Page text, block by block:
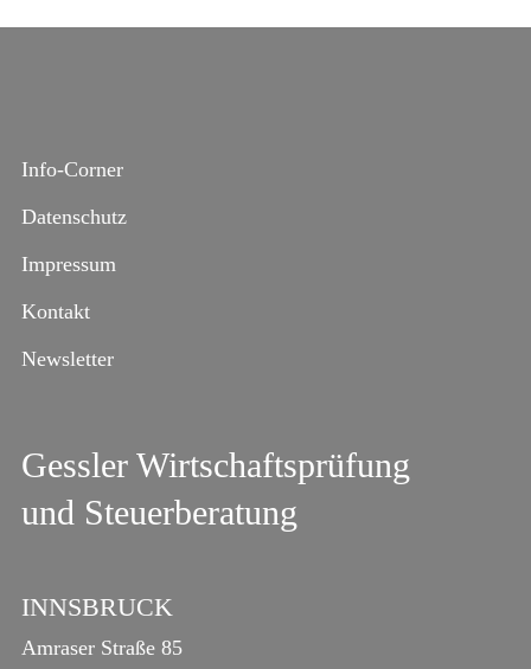
Info-Corner
Datenschutz
Impressum
Kontakt
Newsletter
Gessler Wirtschaftsprüfung
und Steuerberatung
INNSBRUCK
Amraser Straße 85